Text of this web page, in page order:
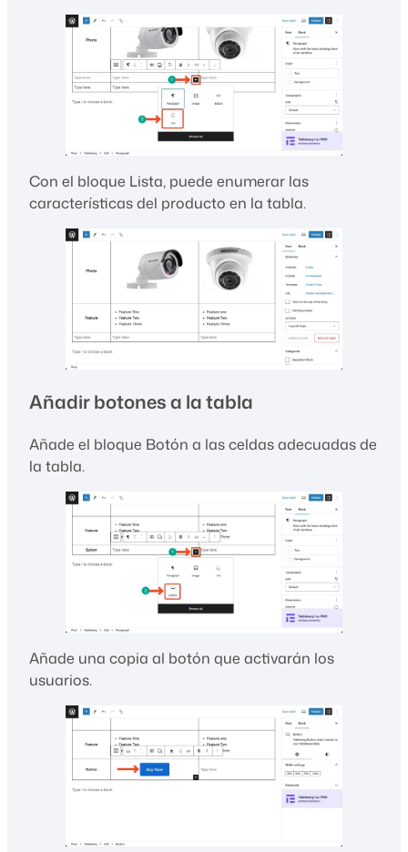
Con el bloque Lista, puede enumerar las
características del producto en la tabla.
Añadir botones a la tabla
Añade el bloque Botón a las celdas adecuadas de
la tabla.
Añade una copia al botón que activarán los
usuarios.